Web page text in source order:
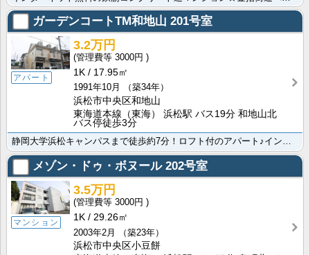
ガーデンコートTM和地山 201号室
アパート
3.2万円
3000円
1K
17.95㎡
1991年10月
（築34年）
浜松市中央区和地山
東海道本線（東海） 浜松駅 バス19分 和地山北
バス停徒歩3分
静岡大学浜松キャンパスまで徒歩約7分！ロフト付のアパート♪インターネット無料、都市ガス使用で月々の費･･･
メゾン・ドゥ・ボヌール202号室
マンション
3.5万円
3000円
1K
29.26㎡
2003年2月
（築23年）
浜松市中央区小豆餅